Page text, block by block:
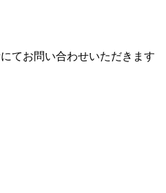
てお問い合わせいただきます